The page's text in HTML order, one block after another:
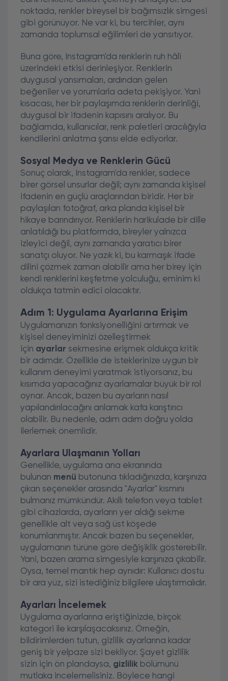
noktada, renkler bireysel bir bağımsızlık simgesi
gibi görünüyor. Ne var ki, bu tercihler, aynı
zamanda toplumsal eğilimleri de yansıtıyor.
Buna göre, Instagram'da renklerin ruh hâli
üzerindeki etkisi derinleşiyor. Renklerin
duygusal yansımaları, ardından gelen
beğeniler ve yorumlarla adeta pekişiyor. Yani
kısacası, her bir paylaşımda renklerin derinliği,
duygusal bir ifadenin kapısını aralıyor. Bu
bağlamda, kullanıcılar, renk paletleri aracılığıyla
kendilerini anlatma şansı elde ediyorlar.
Sosyal Medya ve Renklerin Gücü
Sonuç olarak, Instagram'da renkler, sadece
birer görsel unsurlar değil; aynı zamanda kişisel
ifadenin en güçlü araçlarından biridir. Her bir
paylaşılan fotoğraf, arka planda kişisel bir
hikaye barındırıyor. Renklerin harikulade bir dille
anlatıldığı bu platformda, bireyler yalnızca
izleyici değil, aynı zamanda yaratıcı birer
sanatçı oluyor. Ne yazık ki, bu karmaşık ifade
dilini çözmek zaman alabilir ama her birey için
kendi renklerini keşfetme yolculuğu, eminim ki
oldukça tatmin edici olacaktır.
Adım 1: Uygulama Ayarlarına Erişim
Uygulamanızın fonksiyonelliğini artırmak ve
kişisel deneyiminizi özelleştirmek
için ayarlar sekmesine erişmek oldukça kritik
bir adımdır. Özellikle de isteklerinize uygun bir
kullanım deneyimi yaratmak istiyorsanız, bu
kısımda yapacağınız ayarlamalar büyük bir rol
oynar. Ancak, bazen bu ayarların nasıl
yapılandırılacağını anlamak kafa karıştırıcı
olabilir. Bu nedenle, adım adım doğru yolda
ilerlemek önemlidir.
Ayarlara Ulaşmanın Yolları
Genellikle, uygulama ana ekranında
bulunan menü butonuna tıkladığınızda, karşınıza
çıkan seçenekler arasında "Ayarlar" kısmını
bulmanız mümkündür. Akıllı telefon veya tablet
gibi cihazlarda, ayarların yer aldığı sekme
genellikle alt veya sağ üst köşede
konumlanmıştır. Ancak bazen bu seçenekler,
uygulamanın türüne göre değişiklik gösterebilir.
Yani, bazen arama simgesiyle karşınıza çıkabilir.
Oysa, temel mantık hep aynıdır: Kullanıcı dostu
bir ara yüz, sizi istediğiniz bilgilere ulaştırmalıdır.
Ayarları İncelemek
Uygulama ayarlarına eriştiğinizde, birçok
kategori ile karşılaşacaksınız. Örneğin,
bildirimlerden tutun, gizlilik ayarlarına kadar
geniş bir yelpaze sizi bekliyor. Şayet gizlilik
sizin için ön plandaysa, gizlilik bölümünü
mutlaka incelemelisiniz. Böylece hangi